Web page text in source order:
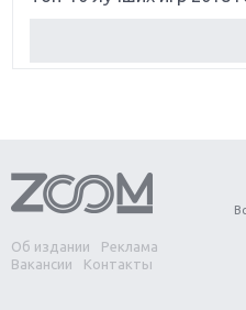
Обзор игры Forza
Две важных новинки для
Divinity Original Sin 2
Об издании
Реклама
Вакансии
Контакты